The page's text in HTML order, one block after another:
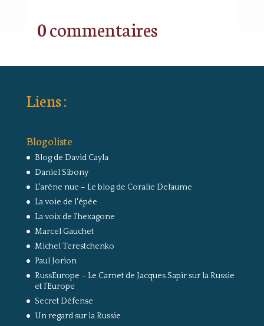
0 commentaires
Liens :
Blogoliste
Blog de David Cayla
Daniel Sibony
L'arêne nue – Le blog de Coralie Delaume
La voie de l'épée
La voix de l'hexagone
Marcel Gauchet
Michel Terestchenko
Paul Jorion
RussEurope – Le Carnet de Jacques Sapir sur la Russie
et l’Europe
Secret Défense
Un regard sur la Russie